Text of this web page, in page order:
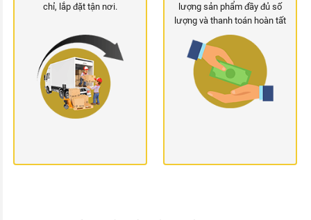
chỉ, lắp đặt tận nơi.
lượng sản phẩm đầy đủ số
lượng và thanh toán hoàn tất